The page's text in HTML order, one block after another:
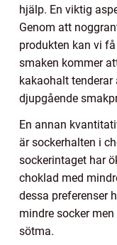
hjälp. En viktig
Genom att
produkten kan vi
smaken kommer
kakaohalt tenderar
djupgående
En annan
är sockerhalten i
sockerintaget har
choklad med
dessa preferenser
mindre socker
sötma.